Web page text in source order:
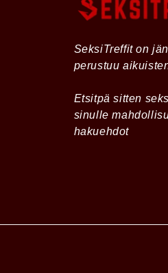
SeksiTreffit on
perustuu
Etsitpä sitten
sinulle
hakuehdot